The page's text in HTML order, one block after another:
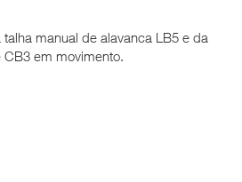
manual de alavanca LB5 e da
em movimento.